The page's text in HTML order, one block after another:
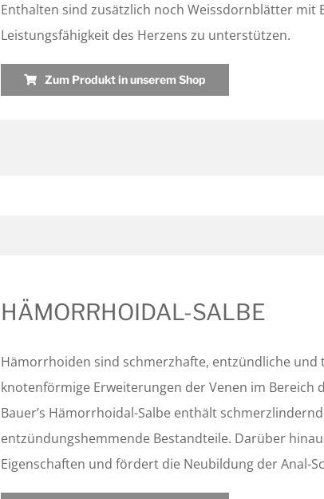
Enthalten sind zusätzlich noch Weissdornblätter mit
Leistungsfähigkeit des Herzens zu unterstützen.
Zum Produkt in unserem Shop
HÄMORRHOIDAL-SALBE
Hämorrhoiden sind schmerzhafte, entzündliche und
knotenförmige Erweiterungen der Venen im Bereich
Bauer’s Hämorrhoidal-Salbe enthält
entzündungshemmende Bestandteile. Darüber
Eigenschaften und fördert die Neubildung der Anal-